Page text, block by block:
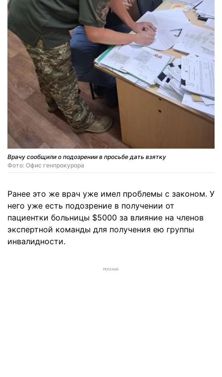
Врачу сообщили о подозрении в просьбе дать взятку
Фото: Офис генпрокурора
Ранее это же врач уже имел проблемы с законом. У
него уже есть подозрение в получении от
пациентки больницы $5000 за влияние на членов
экспертной команды для получения ею группы
инвалидности.
РЕКЛАМА